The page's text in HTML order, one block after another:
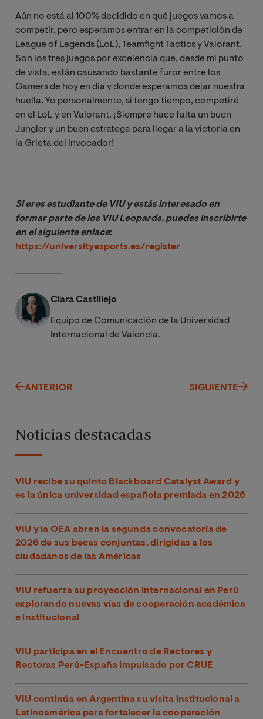
Aún no está al 100% decidido en qué juegos vamos a
competir, pero esperamos entrar en la competición de
League of Legends (LoL), Teamfight Tactics y Valorant.
Son los tres juegos por excelencia que, desde mi punto
de vista, están causando bastante furor entre los
Gamers de hoy en día y donde esperamos dejar nuestra
huella. Yo personalmente, si tengo tiempo, competiré
en el LoL y en Valorant. ¡Siempre hace falta un buen
Jungler y un buen estratega para llegar a la victoria en
la Grieta del Invocador!
Si eres estudiante de VIU y estás interesado en
formar parte de los VIU Leopards, puedes inscribirte
en el siguiente enlace:
https://universityesports.es/register
Clara Castillejo
Equipo de Comunicación de la Universidad
Internacional de Valencia.
ANTERIOR SIGUIENTE
Noticias destacadas
VIU recibe su quinto Blackboard Catalyst Award y
es la única universidad española premiada en 2026
VIU y la OEA abren la segunda convocatoria de
2026 de sus becas conjuntas, dirigidas a los
ciudadanos de las Américas
VIU refuerza su proyección internacional en Perú
explorando nuevas vías de cooperación académica
e institucional
VIU participa en el Encuentro de Rectores y
Rectoras Perú-España impulsado por CRUE
VIU continúa en Argentina su visita institucional a
Latinoamérica para fortalecer la cooperación